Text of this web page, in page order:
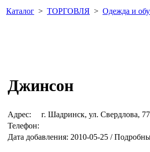
Каталог > ТОРГОВЛЯ > Одежда и
Джинсон
Адрес:
г. Шадринск, ул. Свердлова, 77
Телефон:
Дата добавления: 2010-05-25 /